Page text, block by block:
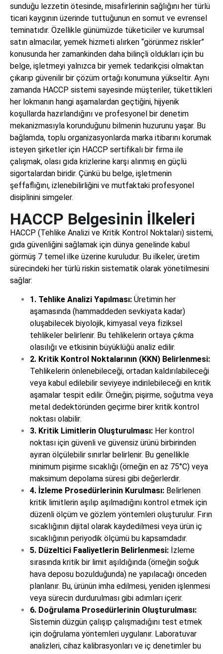
sunduğu lezzetin ötesinde, misafirlerinin sağlığını her türlü
ticari kaygının üzerinde tuttuğunun en somut ve evrensel
teminatıdır. Özellikle günümüzde tüketiciler ve kurumsal
satın almacılar, yemek hizmeti alırken “görünmez riskler”
konusunda her zamankinden daha bilinçli oldukları için bu
belge, işletmeyi yalnızca bir yemek tedarikçisi olmaktan
çıkarıp güvenilir bir çözüm ortağı konumuna yükseltir. Aynı
zamanda HACCP sistemi sayesinde müşteriler, tükettikleri
her lokmanın hangi aşamalardan geçtiğini, hijyenik
koşullarda hazırlandığını ve profesyonel bir denetim
mekanizmasıyla korunduğunu bilmenin huzurunu yaşar. Bu
bağlamda, toplu organizasyonlarda marka itibarını korumak
isteyen şirketler için HACCP sertifikalı bir firma ile
çalışmak, olası gıda krizlerine karşı alınmış en güçlü
sigortalardan biridir. Çünkü bu belge, işletmenin
şeffaflığını, izlenebilirliğini ve mutfaktaki profesyonel
disiplinini simgeler.
HACCP Belgesinin İlkeleri
HACCP (Tehlike Analizi ve Kritik Kontrol Noktaları) sistemi,
gıda güvenliğini sağlamak için dünya genelinde kabul
görmüş 7 temel ilke üzerine kuruludur. Bu ilkeler, üretim
sürecindeki her türlü riskin sistematik olarak yönetilmesini
sağlar:
1. Tehlike Analizi Yapılması: Üretimin her
aşamasında (hammaddeden sevkiyata kadar)
oluşabilecek biyolojik, kimyasal veya fiziksel
tehlikeler belirlenir. Bu tehlikelerin ortaya çıkma
olasılığı ve etkisinin büyüklüğü analiz edilir.
2. Kritik Kontrol Noktalarının (KKN) Belirlenmesi:
Tehlikelerin önlenebileceği, ortadan kaldırılabileceği
veya kabul edilebilir seviyeye indirilebileceği en kritik
aşamalar tespit edilir. Örneğin; pişirme, soğutma veya
metal dedektöründen geçirme birer kritik kontrol
noktası olabilir.
3. Kritik Limitlerin Oluşturulması: Her kontrol
noktası için güvenli ve güvensiz ürünü birbirinden
ayıran ölçülebilir sınırlar belirlenir. Bu genellikle
minimum pişirme sıcaklığı (örneğin en az 75°C) veya
maksimum depolama süresi gibi değerlerdir.
4. İzleme Prosedürlerinin Kurulması: Belirlenen
kritik limitlerin aşılıp aşılmadığını kontrol etmek için
düzenli ölçüm ve gözlem yöntemleri oluşturulur. Fırın
sıcaklığının dijital olarak kaydedilmesi veya ürün iç
sıcaklığının periyodik ölçümü bu kapsamdadır.
5. Düzeltici Faaliyetlerin Belirlenmesi: İzleme
sırasında kritik bir limit aşıldığında (örneğin soğuk
hava deposu bozulduğunda) ne yapılacağı önceden
planlanır. Bu, ürünün imha edilmesi, yeniden işlenmesi
veya sürecin durdurulması gibi adımları içerir.
6. Doğrulama Prosedürlerinin Oluşturulması:
Sistemin düzgün çalışıp çalışmadığını test etmek
için doğrulama yöntemleri uygulanır. Laboratuvar
analizleri, cihaz kalibrasyonları ve iç denetimler bu